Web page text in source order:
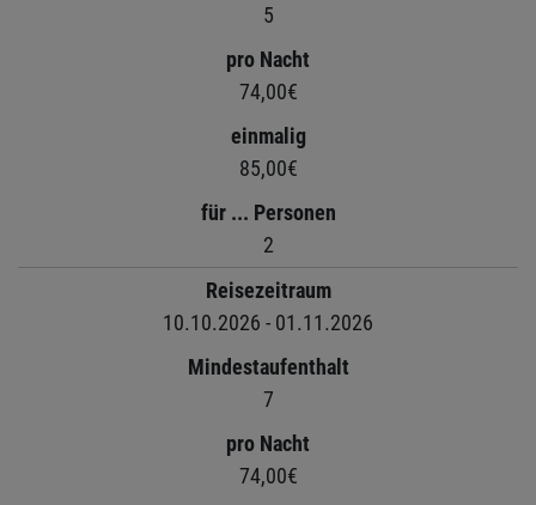
5
pro Nacht
74,00€
einmalig
85,00€
für ... Personen
2
Reisezeitraum
10.10.2026 - 01.11.2026
Mindestaufenthalt
7
pro Nacht
74,00€